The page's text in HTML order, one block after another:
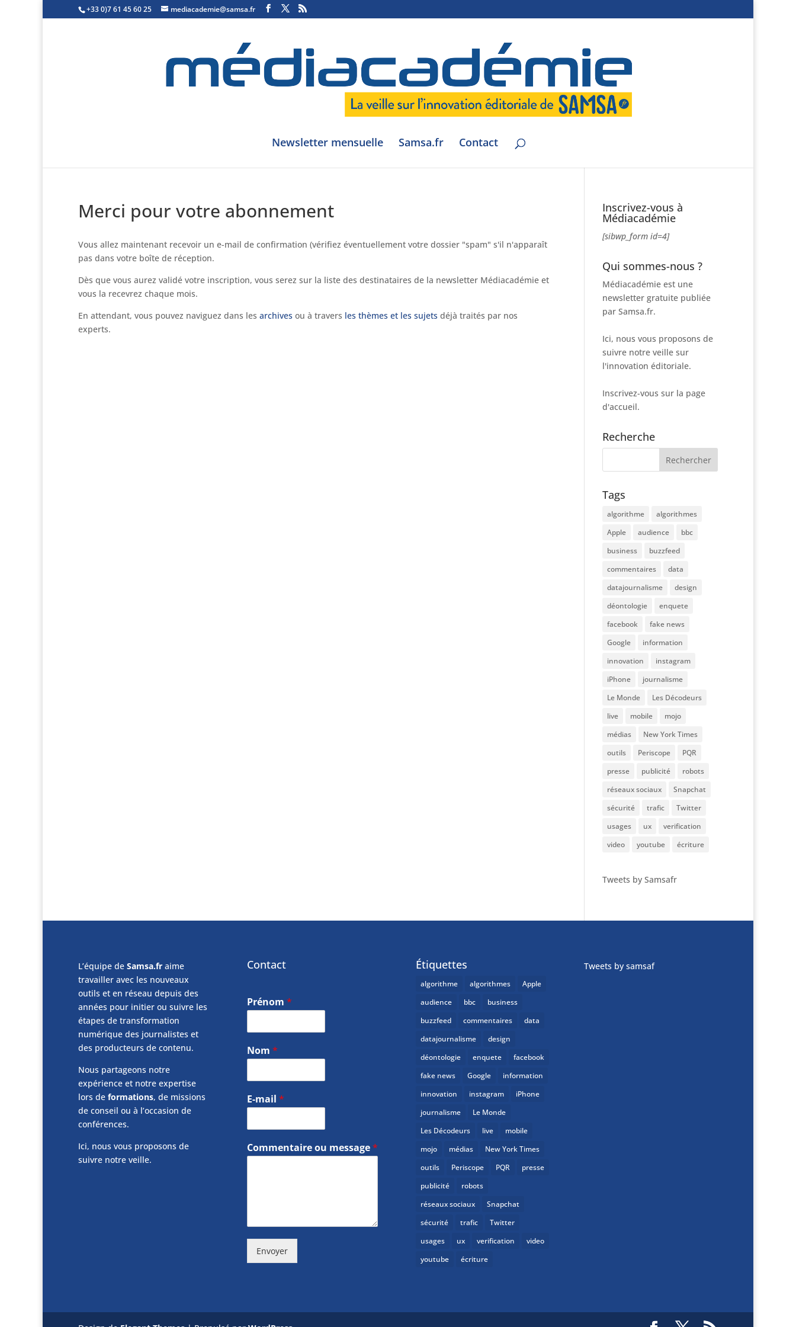
+33 0)7 61 45 60 25 mediacademie@samsa.fr
Newsletter mensuelle Samsa.fr Contact
Merci pour votre abonnement
Vous allez maintenant recevoir un e-mail de confirmation (vérifiez éventuellement votre dossier "spam" s'il n'apparaît
pas dans votre boîte de réception.
Dès que vous aurez validé votre inscription, vous serez sur la liste des destinataires de la newsletter Médiacadémie et
vous la recevrez chaque mois.
En attendant, vous pouvez naviguez dans les archives ou à travers les thèmes et les sujets déjà traités par nos
experts.
Inscrivez-vous à
Médiacadémie
[sibwp_form id=4]
Qui sommes-nous ?
Médiacadémie est une
newsletter gratuite publiée
par Samsa.fr.
Ici, nous vous proposons de
suivre notre veille sur
l'innovation éditoriale.
Inscrivez-vous sur la page
d'accueil.
Recherche
Tags
algorithme
algorithmes
Apple
audience
bbc
business
buzzfeed
commentaires
data
datajournalisme
design
déontologie
enquete
facebook
fake news
Google
information
innovation
instagram
iPhone
journalisme
Le Monde
Les Décodeurs
live
mobile
mojo
médias
New York Times
outils
Periscope
PQR
presse
publicité
robots
réseaux sociaux
Snapchat
sécurité
trafic
Twitter
usages
ux
verification
video
youtube écriture
Tweets by Samsafr
L’équipe de Samsa.fr aime
travailler avec les nouveaux
outils et en réseau depuis des
années pour initier ou suivre les
étapes de transformation
numérique des journalistes et
des producteurs de contenu.
Nous partageons notre
expérience et notre expertise
lors de formations, de missions
de conseil ou à l’occasion de
conférences.
Ici, nous vous proposons de
suivre notre veille.
Contact
Prénom *
Nom *
E-mail *
Commentaire ou message*
Envoyer
Étiquettes
algorithme algorithmes
Apple
audience
bbc
business
buzzfeed
commentaires
data
datajournalisme
design
déontologie
enquete
facebook
fake news
Google
information
innovation
instagram
iPhone
journalisme
Le Monde
Les Décodeurs
live
mobile
mojo
médias
New York Times
outils
Periscope PQR
presse
publicité
robots
réseaux sociaux
Snapchat
sécurité
trafic
Twitter
usages
ux verification
video
youtube
écriture
Tweets by samsaf